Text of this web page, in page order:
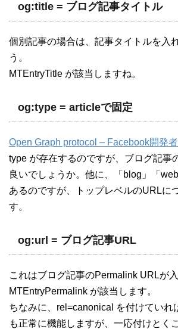
og:title = ブログ記事タイトル
個別記事の場合は、記事タイトルを入
う。
MTEntryTitle が該当しますね。
og:type = articleで固定
Open Graph protocol – Facebook開発者
type が存在するのですが、ブログ記事
良いでしょうか。他に、「blog」「
あるのですが、トップレベルのURLに
す。
og:url = ブログ記事URL
これはブログ記事のPermalink URLが入
MTEntryPermalink が該当します。
ちなみに、rel=canonical を付けていれ
も正常に機能しますが、一応付けとく